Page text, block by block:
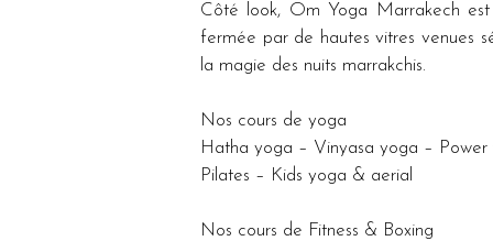
Côté look, Om Yoga Marrakech
fermée par de hautes vitres venues
la magie des nuits marrakchis.
Nos cours de yoga
Hatha yoga – Vinyasa yoga –
Pilates – Kids yoga & aerial
Nos cours de Fitness & Boxing